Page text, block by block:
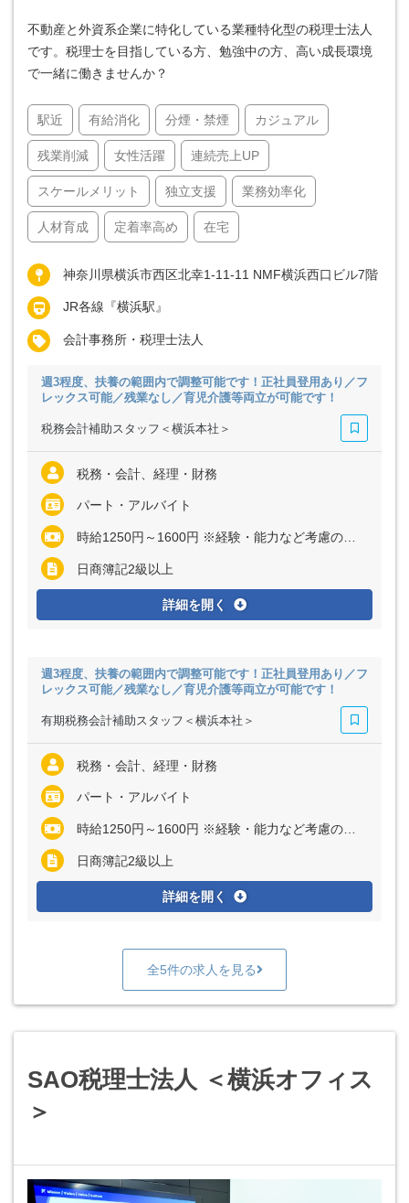
不動産と外資系企業に特化している業種特化型の税理士法人
です。税理士を目指している方、勉強中の方、高い成長環境
で一緒に働きませんか？
駅近 有給消化 分煙・禁煙 カジュアル
残業削減 女性活躍 連続売上UP
スケールメリット 独立支援 業務効率化
人材育成 定着率高め 在宅
神奈川県横浜市西区北幸1-11-11 NMF横浜西口ビル7階
JR各線『横浜駅』
会計事務所・税理士法人
週3程度、扶養の範囲内で調整可能です！正社員登用あり／フ
レックス可能／残業なし／育児介護等両立が可能です！
税務会計補助スタッフ＜横浜本社＞
税務・会計、経理・財務
パート・アルバイト
時給1250円～1600円 ※経験・能力など考慮の上、決定いたします ※残業代は全額支給
日商簿記2級以上
詳細を開く
週3程度、扶養の範囲内で調整可能です！正社員登用あり／フ
レックス可能／残業なし／育児介護等両立が可能です！
有期税務会計補助スタッフ＜横浜本社＞
税務・会計、経理・財務
パート・アルバイト
時給1250円～1600円 ※経験・能力など考慮の上、決定いたします ※残業代は全額支給
日商簿記2級以上
詳細を開く
全5件の求人を見る
SAO税理士法人 ＜横浜オフィス
＞